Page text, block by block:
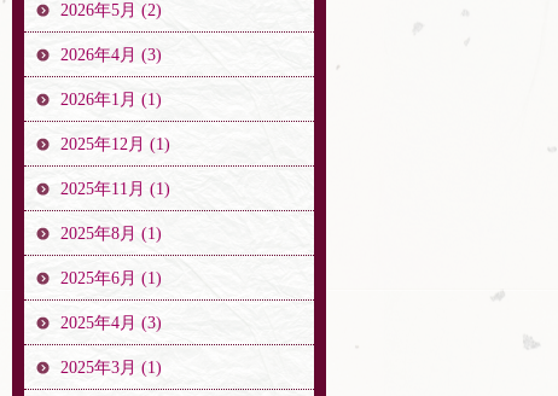
2026年5月 (2)
2026年4月 (3)
2026年1月 (1)
2025年12月 (1)
2025年11月 (1)
2025年8月 (1)
2025年6月 (1)
2025年4月 (3)
2025年3月 (1)